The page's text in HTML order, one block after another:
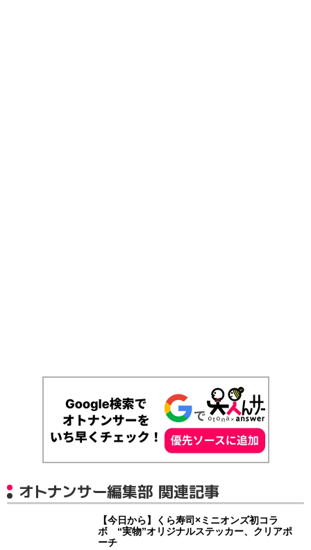
オトナンサー編集部 関連記事
【今日から】くら寿司×ミニオンズ初コラ
ボ “実物”オリジナルステッカー、クリアポ
ーチ